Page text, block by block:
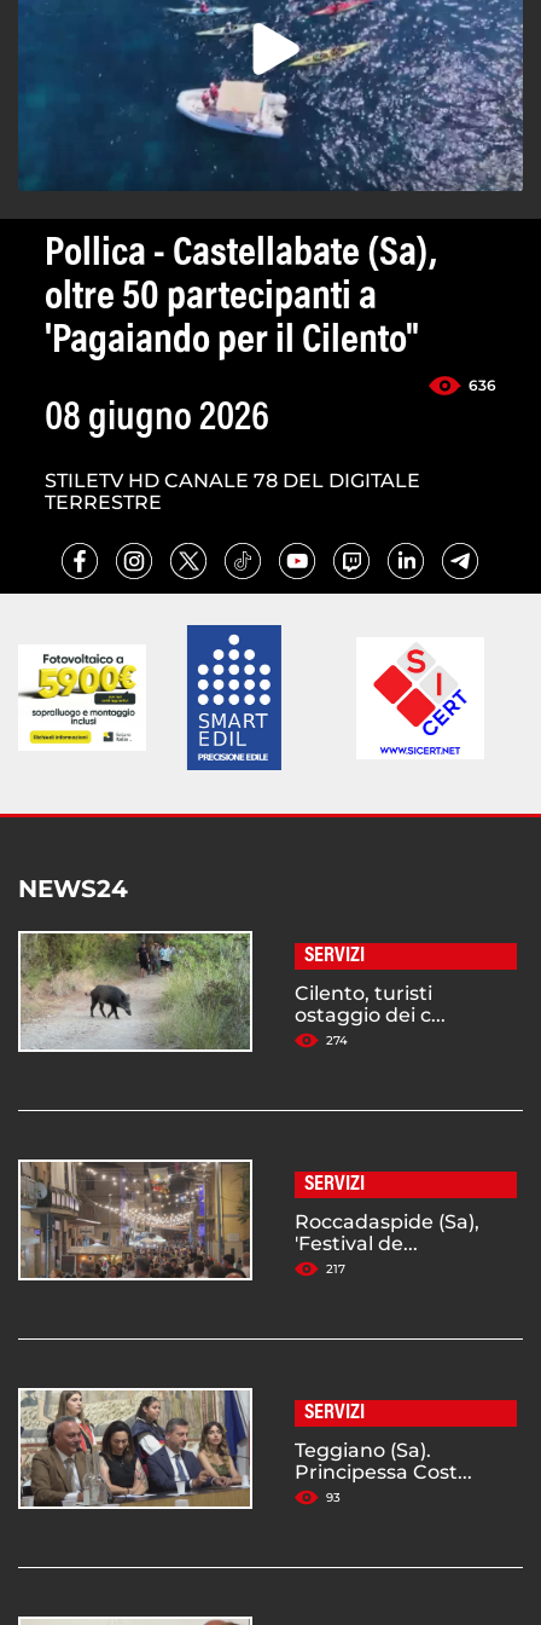
Pollica - Castellabate (Sa),
oltre 50 partecipanti a
'Pagaiando per il Cilento"
636
08 giugno 2026
STILETV HD CANALE 78 DEL DIGITALE
TERRESTRE
NEWS24
SERVIZI
Cilento, turisti
ostaggio dei c...
274
SERVIZI
Roccadaspide (Sa),
'Festival de...
217
SERVIZI
Teggiano (Sa).
Principessa Cost...
93